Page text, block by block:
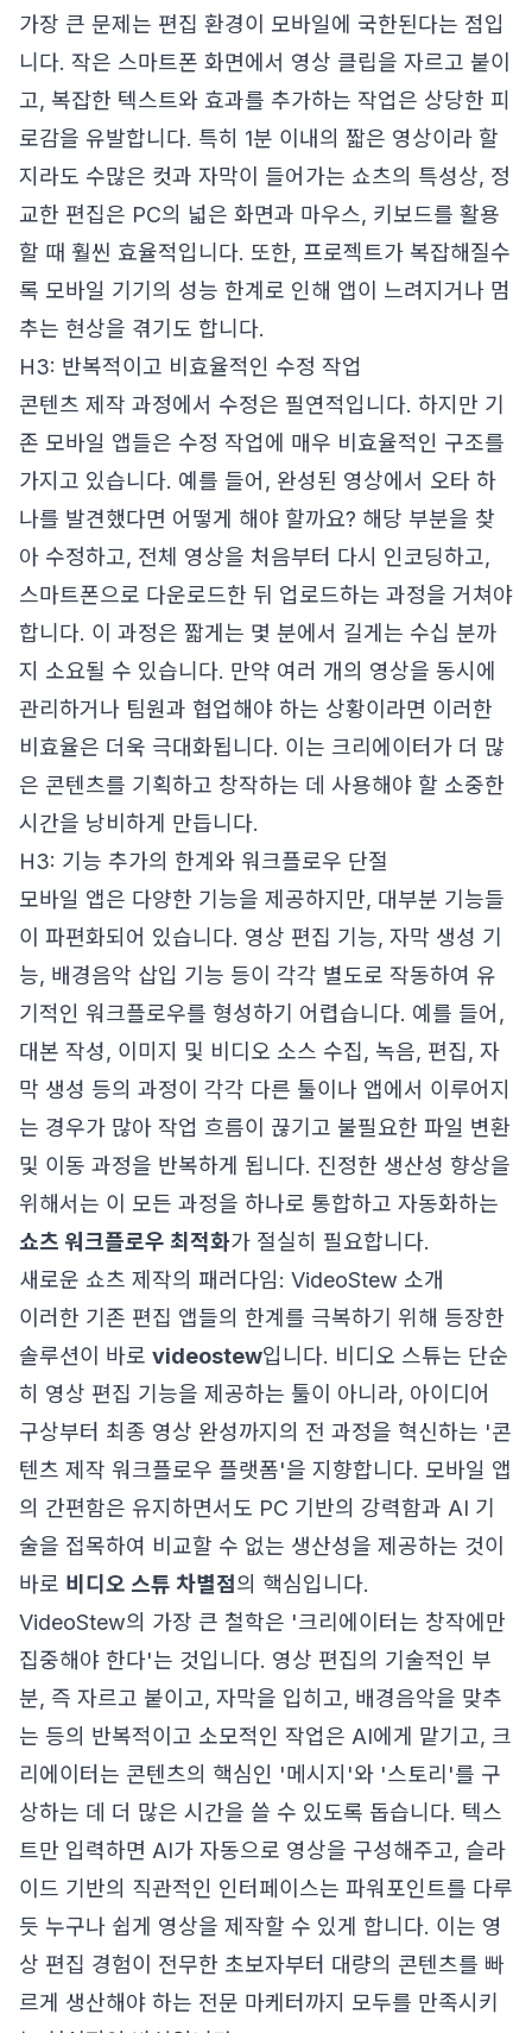
가장 큰 문제는 편집 환경이 모바일에 국한된다는 점입
니다. 작은 스마트폰 화면에서 영상 클립을 자르고 붙이
고, 복잡한 텍스트와 효과를 추가하는 작업은 상당한 피
로감을 유발합니다. 특히 1분 이내의 짧은 영상이라 할
지라도 수많은 컷과 자막이 들어가는 쇼츠의 특성상, 정
교한 편집은 PC의 넓은 화면과 마우스, 키보드를 활용
할 때 훨씬 효율적입니다. 또한, 프로젝트가 복잡해질수
록 모바일 기기의 성능 한계로 인해 앱이 느려지거나 멈
추는 현상을 겪기도 합니다.
H3: 반복적이고 비효율적인 수정 작업
콘텐츠 제작 과정에서 수정은 필연적입니다. 하지만 기
존 모바일 앱들은 수정 작업에 매우 비효율적인 구조를
가지고 있습니다. 예를 들어, 완성된 영상에서 오타 하
나를 발견했다면 어떻게 해야 할까요? 해당 부분을 찾
아 수정하고, 전체 영상을 처음부터 다시 인코딩하고,
스마트폰으로 다운로드한 뒤 업로드하는 과정을 거쳐야
합니다. 이 과정은 짧게는 몇 분에서 길게는 수십 분까
지 소요될 수 있습니다. 만약 여러 개의 영상을 동시에
관리하거나 팀원과 협업해야 하는 상황이라면 이러한
비효율은 더욱 극대화됩니다. 이는 크리에이터가 더 많
은 콘텐츠를 기획하고 창작하는 데 사용해야 할 소중한
시간을 낭비하게 만듭니다.
H3: 기능 추가의 한계와 워크플로우 단절
모바일 앱은 다양한 기능을 제공하지만, 대부분 기능들
이 파편화되어 있습니다. 영상 편집 기능, 자막 생성 기
능, 배경음악 삽입 기능 등이 각각 별도로 작동하여 유
기적인 워크플로우를 형성하기 어렵습니다. 예를 들어,
대본 작성, 이미지 및 비디오 소스 수집, 녹음, 편집, 자
막 생성 등의 과정이 각각 다른 툴이나 앱에서 이루어지
는 경우가 많아 작업 흐름이 끊기고 불필요한 파일 변환
및 이동 과정을 반복하게 됩니다. 진정한 생산성 향상을
위해서는 이 모든 과정을 하나로 통합하고 자동화하는
쇼츠 워크플로우 최적화가 절실히 필요합니다.
새로운 쇼츠 제작의 패러다임: VideoStew 소개
이러한 기존 편집 앱들의 한계를 극복하기 위해 등장한
솔루션이 바로 videostew입니다. 비디오 스튜는 단순
히 영상 편집 기능을 제공하는 툴이 아니라, 아이디어
구상부터 최종 영상 완성까지의 전 과정을 혁신하는 '콘
텐츠 제작 워크플로우 플랫폼'을 지향합니다. 모바일 앱
의 간편함은 유지하면서도 PC 기반의 강력함과 AI 기
술을 접목하여 비교할 수 없는 생산성을 제공하는 것이
바로 비디오 스튜 차별점의 핵심입니다.
VideoStew의 가장 큰 철학은 '크리에이터는 창작에만
집중해야 한다'는 것입니다. 영상 편집의 기술적인 부
분, 즉 자르고 붙이고, 자막을 입히고, 배경음악을 맞추
는 등의 반복적이고 소모적인 작업은 AI에게 맡기고, 크
리에이터는 콘텐츠의 핵심인 '메시지'와 '스토리'를 구
상하는 데 더 많은 시간을 쓸 수 있도록 돕습니다. 텍스
트만 입력하면 AI가 자동으로 영상을 구성해주고, 슬라
이드 기반의 직관적인 인터페이스는 파워포인트를 다루
듯 누구나 쉽게 영상을 제작할 수 있게 합니다. 이는 영
상 편집 경험이 전무한 초보자부터 대량의 콘텐츠를 빠
르게 생산해야 하는 전문 마케터까지 모두를 만족시키